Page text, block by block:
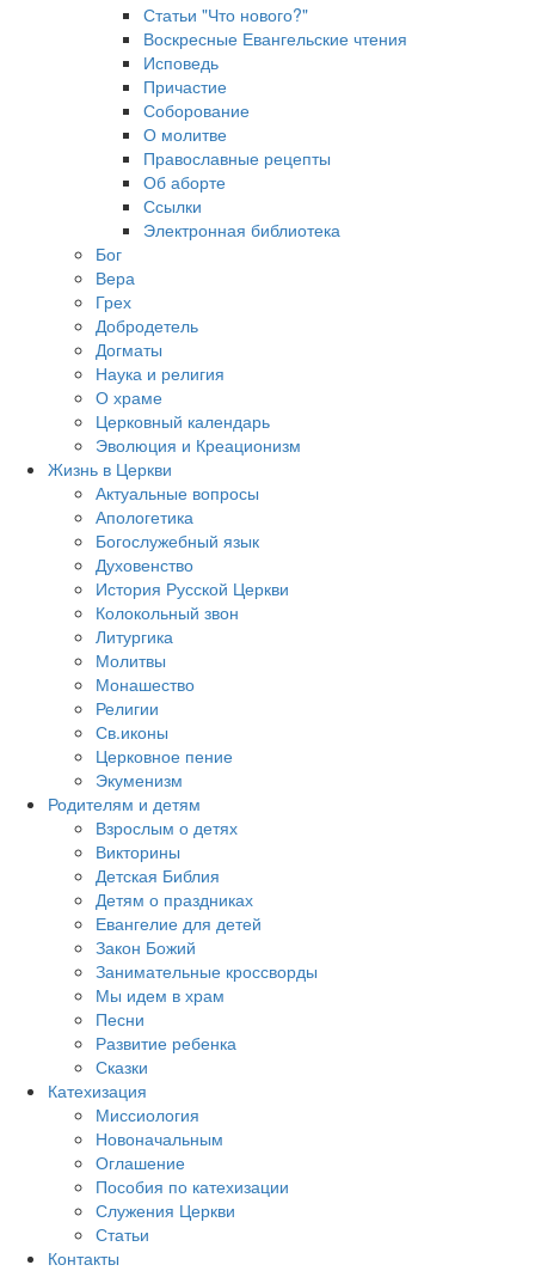
Статьи "Что нового?"
Воскресные Евангельские чтения
Исповедь
Причастие
Соборование
О молитве
Православные рецепты
Об аборте
Ссылки
Электронная библиотека
Бог
Вера
Грех
Добродетель
Догматы
Наука и религия
О храме
Церковный календарь
Эволюция и Креационизм
Жизнь в Церкви
Актуальные вопросы
Апологетика
Богослужебный язык
Духовенство
История Русской Церкви
Колокольный звон
Литургика
Молитвы
Монашество
Религии
Св.иконы
Церковное пение
Экуменизм
Родителям и детям
Взрослым о детях
Викторины
Детская Библия
Детям о праздниках
Евангелие для детей
Закон Божий
Занимательные кроссворды
Мы идем в храм
Песни
Развитие ребенка
Сказки
Катехизация
Миссиология
Новоначальным
Оглашение
Пособия по катехизации
Служения Церкви
Статьи
Контакты